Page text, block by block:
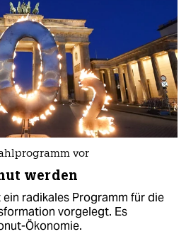
vor
werden
radikales Programm für die
vorgelegt. Es
Ökonomie.